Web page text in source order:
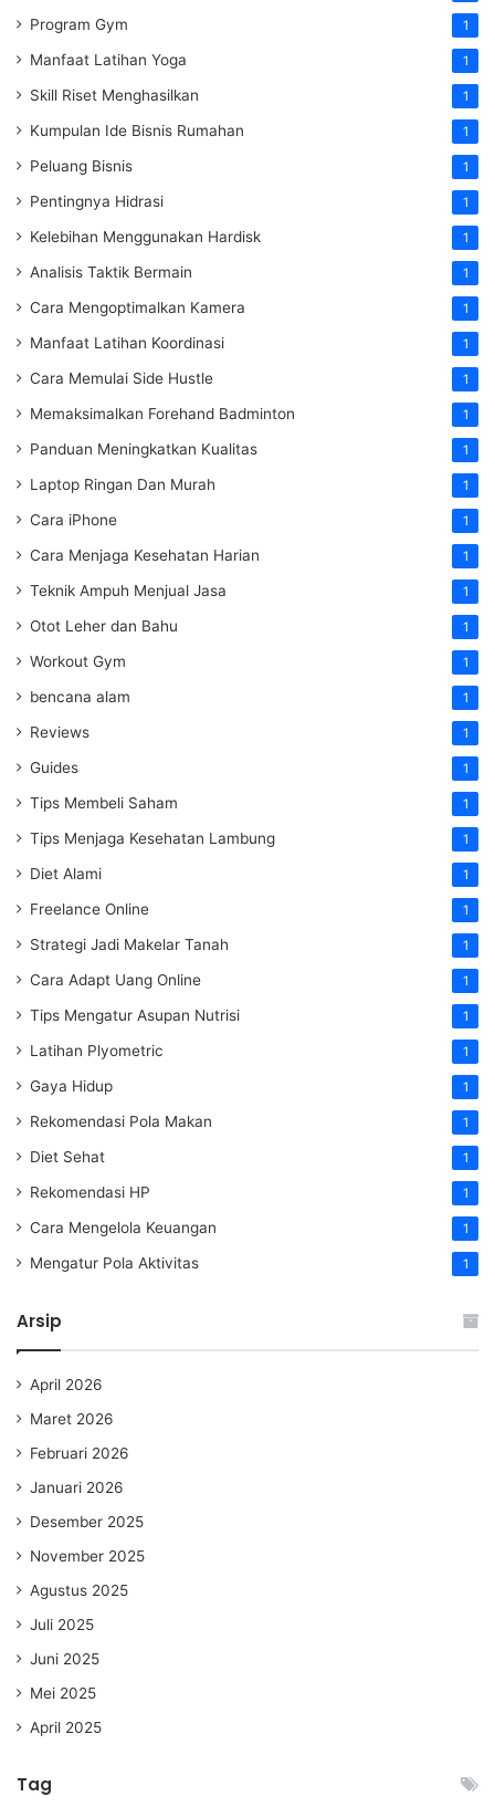
Program Gym 1
Manfaat Latihan Yoga 1
Skill Riset Menghasilkan 1
Kumpulan Ide Bisnis Rumahan 1
Peluang Bisnis 1
Pentingnya Hidrasi 1
Kelebihan Menggunakan Hardisk 1
Analisis Taktik Bermain 1
Cara Mengoptimalkan Kamera 1
Manfaat Latihan Koordinasi 1
Cara Memulai Side Hustle 1
Memaksimalkan Forehand Badminton 1
Panduan Meningkatkan Kualitas 1
Laptop Ringan Dan Murah 1
Cara iPhone 1
Cara Menjaga Kesehatan Harian 1
Teknik Ampuh Menjual Jasa 1
Otot Leher dan Bahu 1
Workout Gym 1
bencana alam 1
Reviews 1
Guides 1
Tips Membeli Saham 1
Tips Menjaga Kesehatan Lambung 1
Diet Alami 1
Freelance Online 1
Strategi Jadi Makelar Tanah 1
Cara Adapt Uang Online 1
Tips Mengatur Asupan Nutrisi 1
Latihan Plyometric 1
Gaya Hidup 1
Rekomendasi Pola Makan 1
Diet Sehat 1
Rekomendasi HP 1
Cara Mengelola Keuangan 1
Mengatur Pola Aktivitas 1
Arsip
April 2026
Maret 2026
Februari 2026
Januari 2026
Desember 2025
November 2025
Agustus 2025
Juli 2025
Juni 2025
Mei 2025
April 2025
Tag